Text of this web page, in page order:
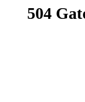
504